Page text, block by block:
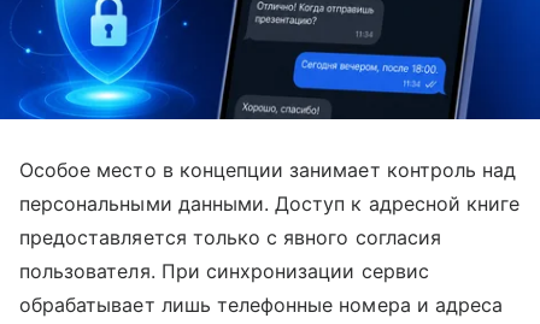
Особое место в концепции занимает контроль над
персональными данными. Доступ к адресной книге
предоставляется только с явного согласия
пользователя. При синхронизации сервис
обрабатывает лишь телефонные номера и адреса